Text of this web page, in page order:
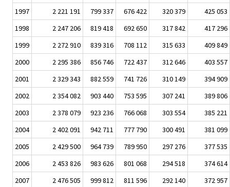
1997
2 221 191 799 337 676 422 320 379
425 053
1998
2 247 206 819 418 692 650 317 842
417 296
1999
2 272 910 839 316 708 112 315 633
409 849
2000
2 295 386 856 746 722 437 312 646
403 557
2001
2 329 343 882 559 741 726 310 149
394 909
2002
2 354 082 903 440 753 595 307 241
389 806
2003
2 378 079 923 236 766 068 303 554
385 221
2004
2 402 091 942 711 777 790 300 491
381 099
2005
2 429 500 964 739 789 950 297 276
377 535
2006
2 453 826 983 626 801 068 294 518
374 614
2007
2 476 505 999 812 811 596 292 140
372 957